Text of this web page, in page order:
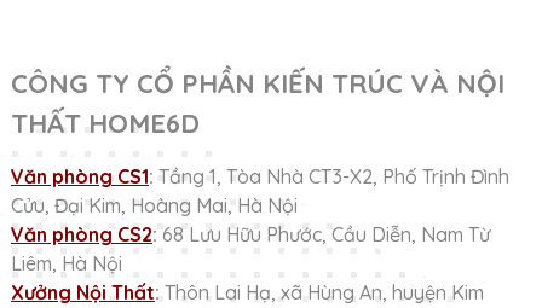
CÔNG TY CỔ PHẦN KIẾN TRÚC VÀ NỘI
THẤT HOME6D
Văn phòng CS1: Tầng 1, Tòa Nhà CT3-X2, Phố Trịnh Đình
Cửu, Đại Kim, Hoàng Mai, Hà Nội
Văn phòng CS2: 68 Lưu Hữu Phước, Cầu Diễn, Nam Từ
Liêm, Hà Nội
Xưởng Nội Thất: Thôn Lai Hạ, xã Hùng An, huyện Kim